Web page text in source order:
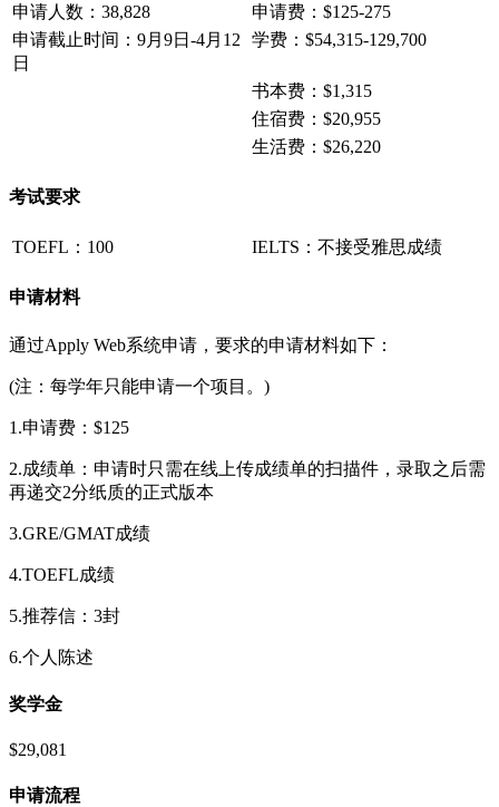
申请人数：38,828
申请费：$125-275
申请截止时间：9月9日-4月12
日
学费：$54,315-129,700
书本费：$1,315
住宿费：$20,955
生活费：$26,220
考试要求
TOEFL：100 IELTS：不接受雅思成绩
申请材料
通过Apply Web系统申请，要求的申请材料如下：
(注：每学年只能申请一个项目。)
1.申请费：$125
2.成绩单：申请时只需在线上传成绩单的扫描件，录取之后需
再递交2分纸质的正式版本
3.GRE/GMAT成绩
4.TOEFL成绩
5.推荐信：3封
6.个人陈述
奖学金
$29,081
申请流程